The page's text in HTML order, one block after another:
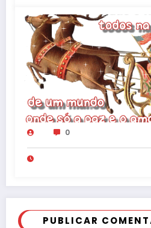
Rosin…
0
PUBLICAR